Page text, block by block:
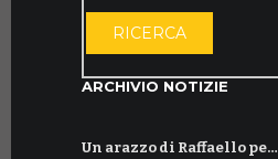
RICERCA
ARCHIVIO NOTIZIE
Un arazzo di Raffaello pe…